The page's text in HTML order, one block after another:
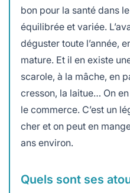
bon pour la santé dans
équilibrée et variée.
déguster toute l’année,
mature. Et il en existe
scarole, à la mâche, en
cresson, la laitue… On
le commerce. C’est un
cher et on peut en
ans environ.
Quels sont ses